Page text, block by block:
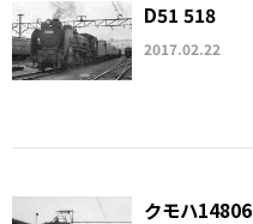
D51 518
2017.02.22
クモハ14806